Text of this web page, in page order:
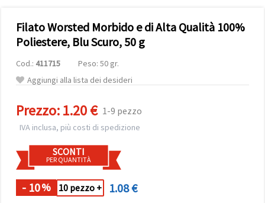
tutti i
cookie. •
Clicca su
Cookie" per
personalizzare
le tue
modificare
il tuo
in qualsiasi
momento.
Per ulteriori
informazioni,
consultare
la nostra
Filato Worsted Morbido e di Alta Qualità 100%
Poliestere, Blu Scuro, 50 g
Cod.: 411715
Peso: 50 gr.
Aggiungi alla lista dei desideri
Prezzo:1.20 € 1-9 pezzo
IVA inclusa, più costi di spedizione
SCONTI
PER QUANTITÀ
- 10% 10 pezzo + 1.08 €